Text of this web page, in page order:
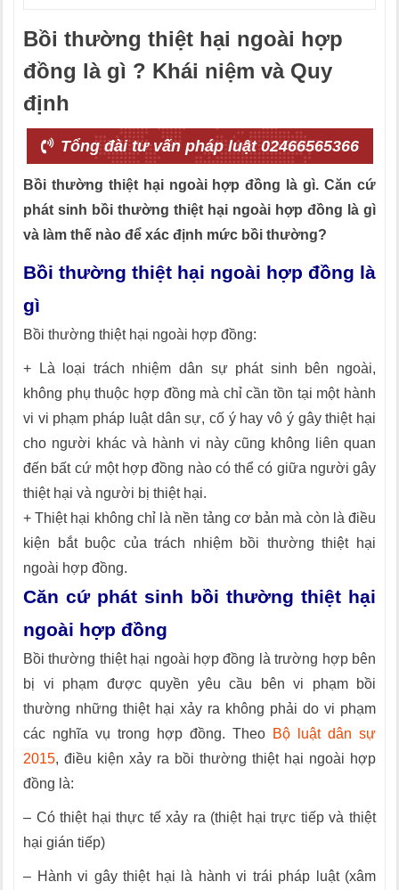
Bồi thường thiệt hại ngoài hợp
đồng là gì ? Khái niệm và Quy
định
Tổng đài tư vấn pháp luật 02466565366
Bồi thường thiệt hại ngoài hợp đồng là gì. Căn cứ
phát sinh bồi thường thiệt hại ngoài hợp đồng là gì
và làm thế nào để xác định mức bồi thường?
Bồi thường thiệt hại ngoài hợp đồng là
gì
Bồi thường thiệt hại ngoài hợp đồng:
+ Là loại trách nhiệm dân sự phát sinh bên ngoài,
không phụ thuộc hợp đồng mà chỉ cần tồn tại một hành
vi vi phạm pháp luật dân sự, cố ý hay vô ý gây thiệt hại
cho người khác và hành vi này cũng không liên quan
đến bất cứ một hợp đồng nào có thể có giữa người gây
thiệt hại và người bị thiệt hại.
+ Thiệt hại không chỉ là nền tảng cơ bản mà còn là điều
kiện bắt buộc của trách nhiệm bồi thường thiệt hại
ngoài hợp đồng.
Căn cứ phát sinh bồi thường thiệt hại
ngoài hợp đồng
Bồi thường thiệt hại ngoài hợp đồng là trường hợp bên
bị vi phạm được quyền yêu cầu bên vi phạm bồi
thường những thiệt hại xảy ra không phải do vi phạm
các nghĩa vụ trong hợp đồng. Theo Bộ luật dân sự
2015, điều kiện xảy ra bồi thường thiệt hại ngoài hợp
đồng là:
– Có thiệt hại thực tế xảy ra (thiệt hại trực tiếp và thiệt
hại gián tiếp)
– Hành vi gây thiệt hại là hành vi trái pháp luật (xâm